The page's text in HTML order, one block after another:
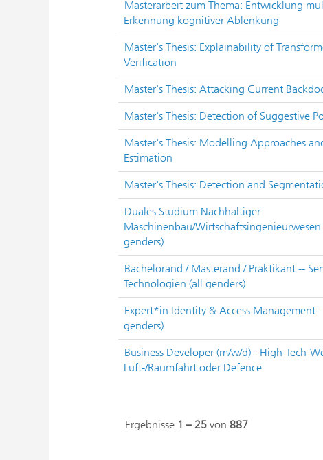
Masterarbeit zum Thema: Entwicklung
Erkennung kognitiver Ablenkung
Master's Thesis: Explainability of
Verification
Master's Thesis: Attacking Current
Master's Thesis: Detection of Suggestive
Master's Thesis: Modelling Approaches
Estimation
Master's Thesis: Detection and
Duales Studium Nachhaltiger
Maschinenbau/
genders)
Bachelorand / Masterand / Praktikant --
Technologien (all genders)
Expert*in Identity & Access Management
genders)
Business Developer (m/w/d) - High-Tech-
Luft-/Raumfahrt oder Defence
Ergebnisse 1 – 25 von 887